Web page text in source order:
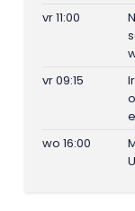
vr 11:00
vr 09:15
wo 16:00